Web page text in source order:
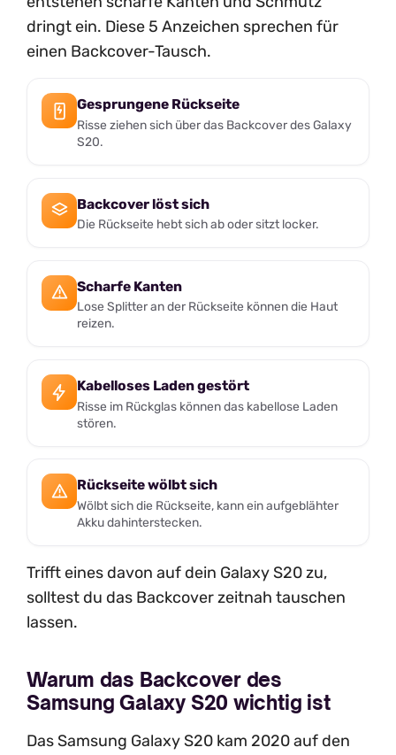
dringt ein. Diese 5 Anzeichen sprechen für
einen Backcover-Tausch.
Gesprungene Rückseite
Risse ziehen sich über das Backcover des Galaxy
S20.
Backcover löst sich
Die Rückseite hebt sich ab oder sitzt locker.
Scharfe Kanten
Lose Splitter an der Rückseite können die Haut
reizen.
Kabelloses Laden gestört
Risse im Rückglas können das kabellose Laden
stören.
Rückseite wölbt sich
Wölbt sich die Rückseite, kann ein aufgeblähter
Akku dahinterstecken.
Trifft eines davon auf dein Galaxy S20 zu,
solltest du das Backcover zeitnah tauschen
lassen.
Warum das Backcover des
Samsung Galaxy S20 wichtig ist
Das Samsung Galaxy S20 kam 2020 auf den